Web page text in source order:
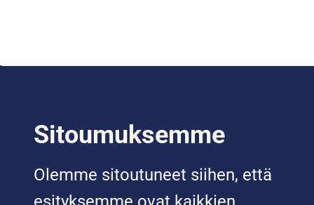
Sitoumuksemme
Olemme sitoutuneet siihen, että